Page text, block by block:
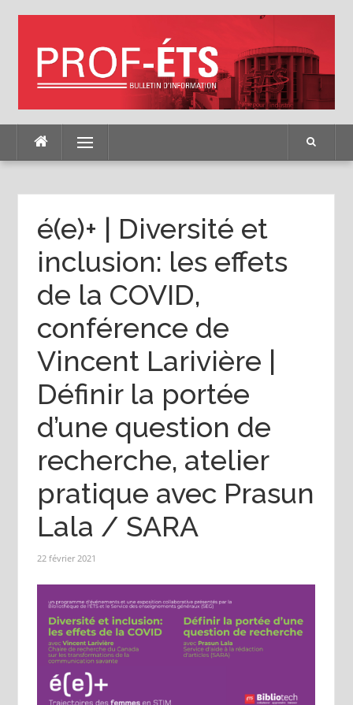
Menu
é(e)+ | Diversité et
inclusion: les effets
de la COVID,
conférence de
Vincent Larivière |
Définir la portée
d’une question de
recherche, atelier
pratique avec Prasun
Lala / SARA
22 février 2021